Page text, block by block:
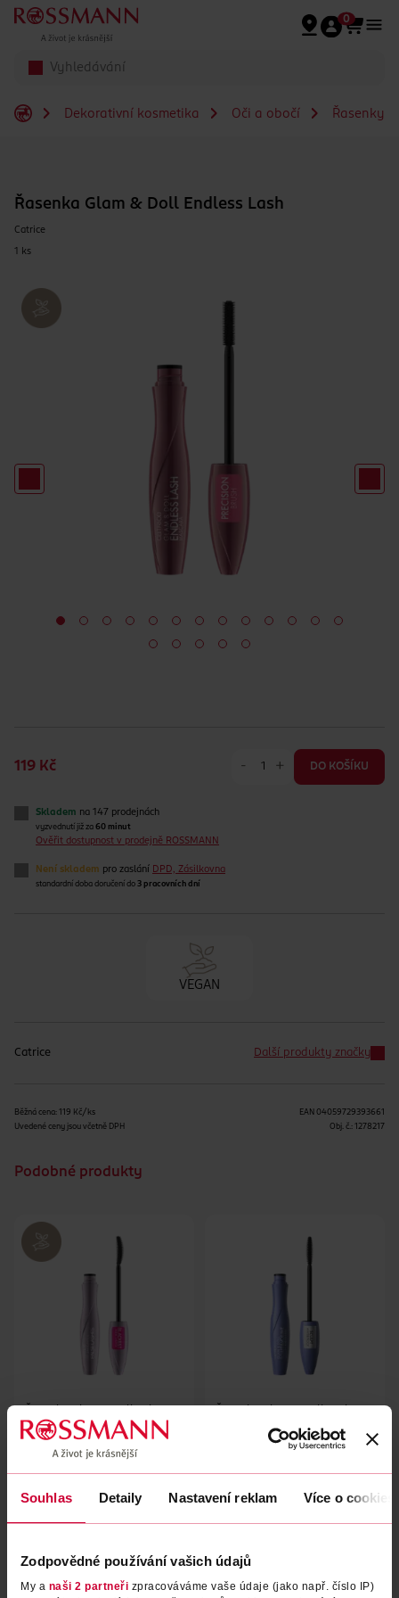
Souhlas Detaily Nastavení reklam Více o cookies
Zodpovědné používání vašich údajů
My a naši 2 partneři zpracováváme vaše údaje (jako např. číslo IP)
Přeskočit na hlavmní obsah
0
Dekorativní kosmetika Oči a obočí Řasenky
Řasenka Glam & Doll Endless Lash
Catrice
1 ks
119 Kč - + DO KOŠÍKU
Skladem na 147 prodejnách
vyzvednutí již za 60 minut
Ověřit dostupnost v prodejně ROSSMANN
Není skladem pro zaslání DPD, Zásilkovna
standardní doba doručení do 3 pracovních dní
VEGAN
Catrice Další produkty značky
Běžná cena: 119 Kč/ks
Uvedené ceny jsou včetně DPH
EAN 04059729393661
Obj. č.: 1278217
Podobné produkty
Lashes černá
Catrice
Volume voděodolná